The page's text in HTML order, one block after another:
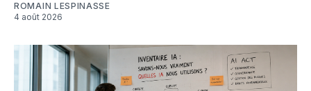
ROMAIN LESPINASSE
4 août 2026